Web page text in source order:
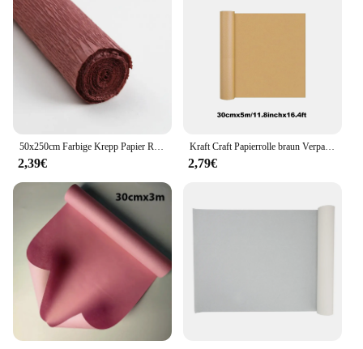
50x250cm Farbige Krepp Papier Rolle Origami Gefältelt Krepp Papier Handwerk DIY Blumen Dekoration Geschenk Verpackung Papier Handwerk
2,39€
Kraft Craft Papierrolle braun Verpackungs material Origami Papier Blumen verpackung Sammelalbum Vintage handgemachtes Dekor papier als Geschenk
2,79€